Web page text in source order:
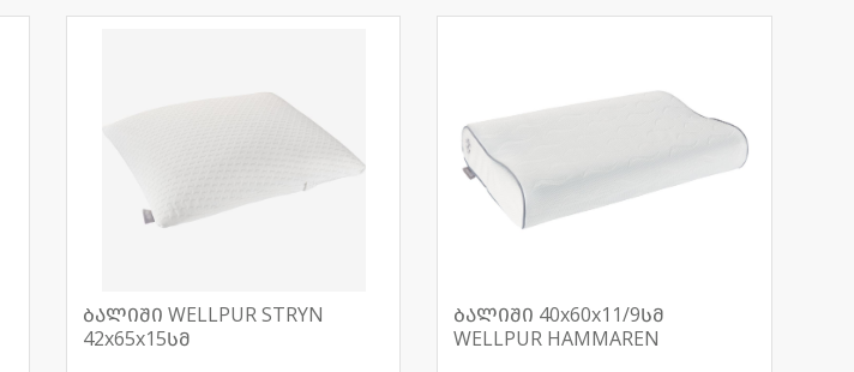
ბალიში WELLPUR STRYN
42x65x15სმ
ბალიში 40x60x11/9სმ
WELLPUR HAMMAREN